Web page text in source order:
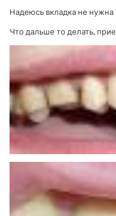
Надеюсь вкладка не нужна
Что дальше то делать,